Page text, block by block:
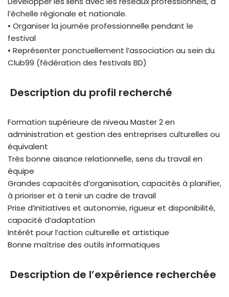
l’échelle régionale et nationale.
• Organiser la journée professionnelle pendant le
festival
• Représenter ponctuellement l’association au sein du
Club99 (fédération des festivals BD)
Description du profil recherché
Formation supérieure de niveau Master 2 en
administration et gestion des entreprises culturelles ou
équivalent
Très bonne aisance relationnelle, sens du travail en
équipe
Grandes capacités d’organisation, capacités à planifier,
à prioriser et à tenir un cadre de travail
Prise d’initiatives et autonomie, rigueur et disponibilité,
capacité d’adaptation
Intérêt pour l’action culturelle et artistique
Bonne maîtrise des outils informatiques
Description de l’expérience recherchée